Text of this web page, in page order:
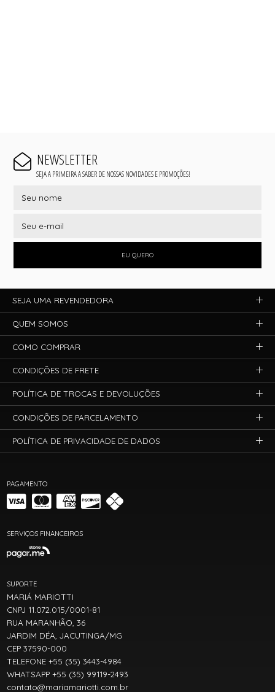
NEWSLETTER
SEJA A PRIMEIRA A SABER DE NOSSAS NOVIDADES E PROMOÇÕES!
EU QUERO
PAGAMENTO
SERVIÇOS FINANCEIROS
SUPORTE
MARIÁ MARIOTTI
CNPJ 11.072.015/0001-81
RUA MARANHÃO, 36
JARDIM DÉA, JACUTINGA/MG
CEP 37590-000
TELEFONE +55 (35) 3443-4984
WHATSAPP +55 (35) 99119-2493
contato@mariamariotti.com.br
SEJA UMA REVENDEDORA
QUEM SOMOS
COMO COMPRAR
CONDIÇÕES DE FRETE
POLÍTICA DE TROCAS E DEVOLUÇÕES
CONDIÇÕES DE PARCELAMENTO
POLÍTICA DE PRIVACIDADE DE DADOS